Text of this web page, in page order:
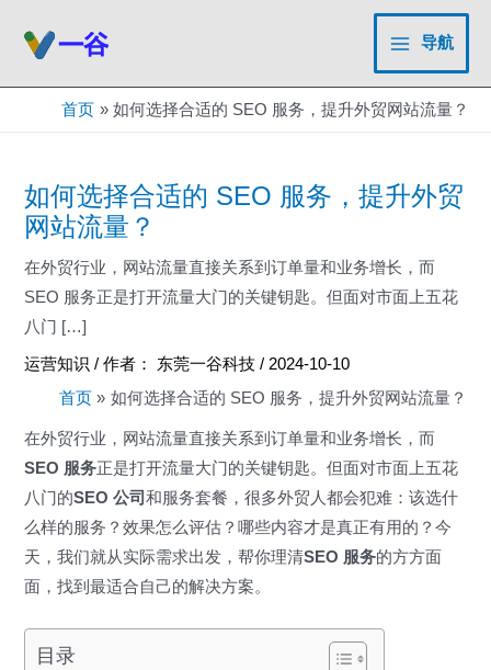
Main
Menu
导航
首页 如何选择合适的 SEO 服务，提升外贸网站流量？
如何选择合适的 SEO 服务，提升外贸
网站流量？
在外贸行业，网站流量直接关系到订单量和业务增长，而
SEO 服务正是打开流量大门的关键钥匙。但面对市面上五花
八门 […]
运营知识 / 作者： 东莞一谷科技/ 2024-10-10
首页
如何选择合适的 SEO 服务，提升外贸网站流量？
在外贸行业，网站流量直接关系到订单量和业务增长，而
SEO 服务正是打开流量大门的关键钥匙。但面对市面上五花
八门的SEO 公司和服务套餐，很多外贸人都会犯难：该选什
么样的服务？效果怎么评估？哪些内容才是真正有用的？今
天，我们就从实际需求出发，帮你理清SEO 服务的方方面
面，找到最适合自己的解决方案。
目录